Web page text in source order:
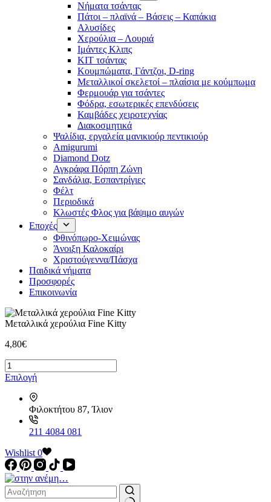
Νήματα τσάντας
Πάτοι – πλαϊνά – Βάσεις – Καπάκια
Αλυσίδες
Χερούλια – Λουριά
Ιμάντες Κλιπς
ΚΙΤ τσάντας
Κουμπώματα, Γάντζοι, D-ring
Μεταλλικοί σκελετοί – πλαίσια με κούμπωμα
Φερμουάρ για τσάντες
Φόδρα, εσωτερικές επενδύσεις
Καμβάδες χειροτεχνίας
Διακοσμητικά
Ψαλίδια, εργαλεία μανικιούρ πεντικιούρ
Amigurumi
Diamond Dotz
Αγκράφα Πόρπη Ζώνη
Σανδάλια, Εσπαντρίγιες
Φέλτ
Περιοδικά
Κλωστές Φλος για βάψιμο αυγών
Εποχές
Φθινόπωρο-Χειμώνας
Άνοιξη Καλοκαίρι
Χριστούγεννα/Πάσχα
Παιδικά νήματα
Προσφορές
Επικοινωνία
Μεταλλικά χερούλια Fine Kitty
4,80€
Μεταλλικά
χερούλια
Kitty
ποσότητα
ΕπιλογήΑυτό
προϊόν
έχει
πολλαπλές
παραλλαγές.
επιλογές
μπορούν
να
επιλεγούν
στη
Φιλοκτήτου 87, Ίλιον
211 4084 081
Wishlist 0